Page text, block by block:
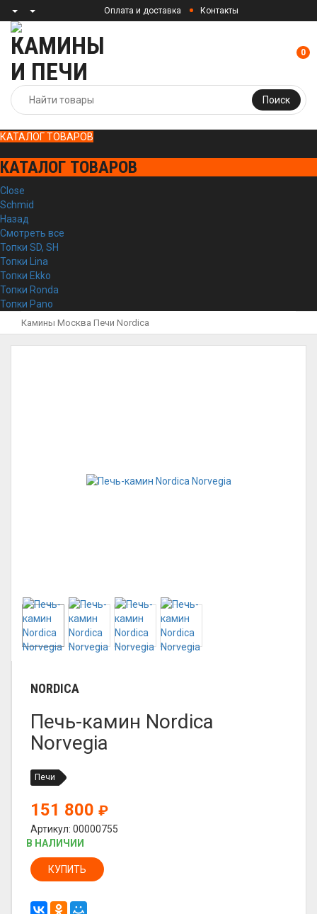
Оплата и доставка Контакты
Поиск
0
КАТАЛОГ ТОВАРОВ
КАТАЛОГ ТОВАРОВ
Close
Schmid
Назад
Смотреть все
Топки SD, SH
Топки Lina
Топки Ekko
Топки Ronda
Топки Pano
Камины Москва Печи Nordica
NORDICA
Печь-камин Nordica
Norvegia
Печи
151 800 ₽
Артикул: 00000755
В НАЛИЧИИ
КУПИТЬ